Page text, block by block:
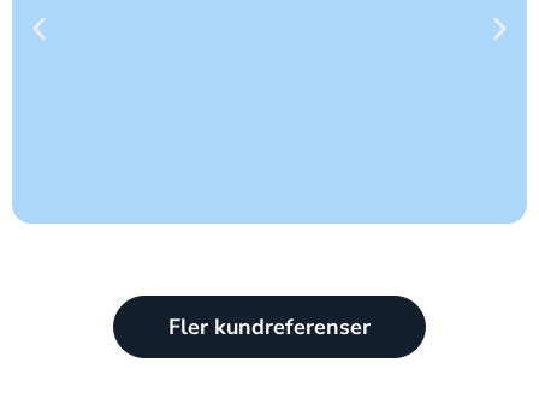
Fler kundreferenser